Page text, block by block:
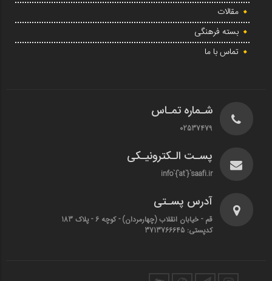
مقالات
بسته فرهنگی
تماس با ما
شـماره تمـاس
02537479
پسـت الـکترونیـکی
info`{`at`}`saafi.ir
آدرس پسـتی
قم - خیابان انقلاب (چهارمردان)‌ - کوچه 6 - پلاک 183
کدپستی: 3713766645